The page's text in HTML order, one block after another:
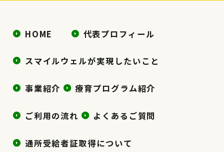
HOME 代表プロフィール
スマイルウェルが実現したいこと
事業紹介 療育プログラム紹介
ご利用の流れ よくあるご質問
通所受給者証取得について